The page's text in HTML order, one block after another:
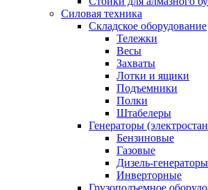
Силовая техника
Складское оборудование
Тележки
Весы
Захваты
Лотки и ящики
Подъемники
Полки
Штабелеры
Генераторы
Бензиновые
Газовые
Дизель-генераторы
Инверторные
Грузоподъемное